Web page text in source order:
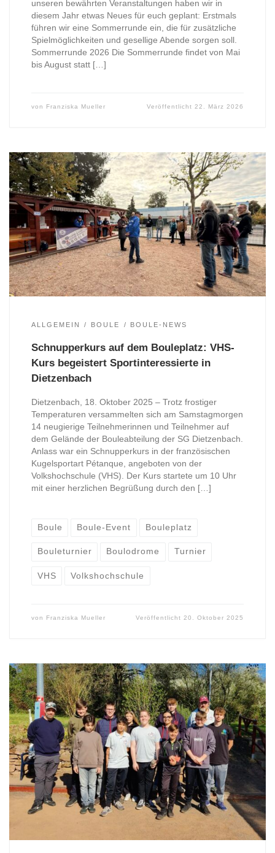
unseren bewährten Veranstaltungen haben wir in
diesem Jahr etwas Neues für euch geplant: Erstmals
führen wir eine Sommerrunde ein, die für zusätzliche
Spielmöglichkeiten und gesellige Abende sorgen soll.
Sommerrunde 2026 Die Sommerrunde findet von Mai
bis August statt […]
von Franziska Mueller Veröffentlicht22. März 2026
ALLGEMEIN BOULE BOULE-NEWS
Schnupperkurs auf dem Bouleplatz: VHS-
Kurs begeistert Sportinteressierte in
Dietzenbach
Dietzenbach, 18. Oktober 2025 – Trotz frostiger
Temperaturen versammelten sich am Samstagmorgen
14 neugierige Teilnehmerinnen und Teilnehmer auf
dem Gelände der Bouleabteilung der SG Dietzenbach.
Anlass war ein Schnupperkurs in der französischen
Kugelsportart Pétanque, angeboten von der
Volkshochschule (VHS). Der Kurs startete um 10 Uhr
mit einer herzlichen Begrüßung durch den […]
Boule Boule-Event Bouleplatz
Bouleturnier Boulodrome Turnier
VHS Volkshochschule
von Franziska Mueller Veröffentlicht20. Oktober 2025